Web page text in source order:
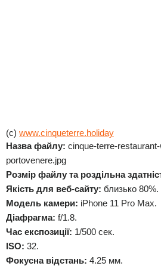
(c) www.cinqueterre.holiday
Назва файлу: cinque-terre-
portovenere.jpg
Розмір файлу та роздільна
Якість для веб-сайту: близько 80%.
Модель камери: iPhone 11 Pro Max.
Діафрагма: f/1.8.
Час експозиції: 1/500 сек.
ISO: 32.
Фокусна відстань: 4.25 мм.